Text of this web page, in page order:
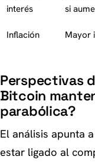
interés
si
Inflación Mayor
Perspectivas
Bitcoin
parabólica?
El análisis apunta
estar ligado al